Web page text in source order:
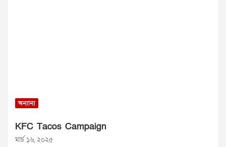
অন্যান্য
KFC Tacos Campaign
মার্চ ১৬, ২০২৫